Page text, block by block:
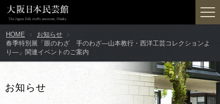
HOME
お知らせ
春季特別展「眼のわざ 手のわざ―山本教行・西洋工芸コレクションよ
り―」関連イベントのご案内
お知らせ